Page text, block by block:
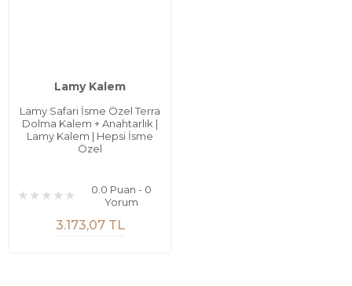
Lamy Kalem
Lamy Safari İsme Özel Terra
Dolma Kalem + Anahtarlık |
Lamy Kalem | Hepsi İsme
Özel
0.0 Puan - 0
Yorum
3.173,07 TL